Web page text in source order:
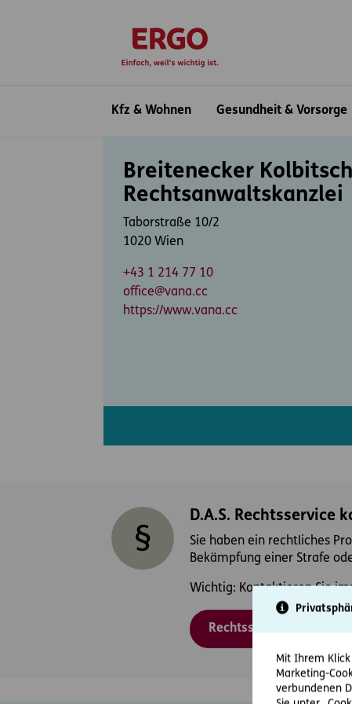
Mit Ihrem
Marketing-
verbundenen
Kfz & Wohnen
Gesundheit & Vorsorge
Breitenecker
Rechtsanwaltskanzlei
Taborstraße 10/2
1020 Wien
+43 1 214 77 10
office@vana.cc
https://www.vana.cc
D.A.S. Rechtsservice
Sie haben ein rechtliches
Bekämpfung einer Strafe
Wichtig: Kontaktieren Sie
Rechtsschutzfall melden